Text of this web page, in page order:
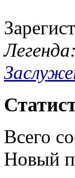
Всего
Новый